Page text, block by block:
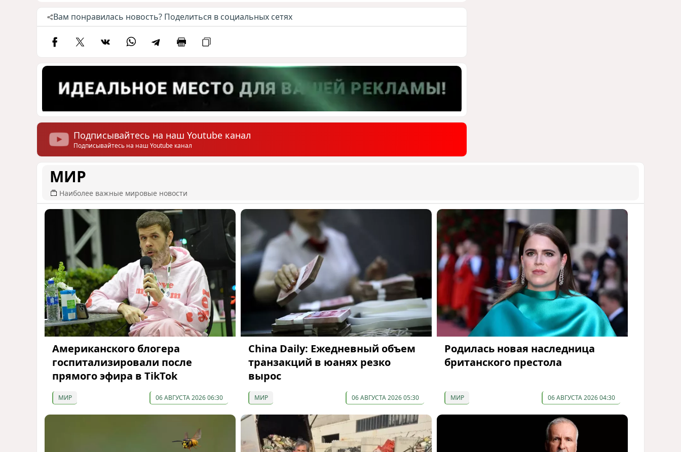
Вам понравилась новость? Поделиться в социальных сетях
Подписывайтесь на наш Youtube канал
Подписывайтесь на наш Youtube канал
ставит на Фареры в
большой игре за Арктику
СТАТЬЯ МАТАНАТ НАСИБОВОЙ
1549 05 Августа 2026 08:26
МИР
Наиболее важные мировые новости
Американского блогера
госпитализировали после
прямого эфира в TikTok
МИР 06 АВГУСТА 2026 06:30
China Daily: Ежедневный объем
транзакций в юанях резко
вырос
МИР 06 АВГУСТА 2026 05:30
Родилась новая наследница
британского престола
МИР 06 АВГУСТА 2026 04:30